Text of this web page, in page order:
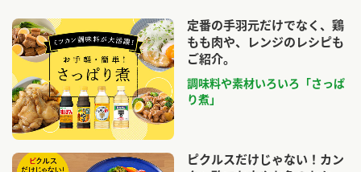
定番の手羽元だけでなく、鶏
もも肉や、レンジのレシピも
ご紹介。
調味料や素材いろいろ「さっぱ
り煮」
ピクルスだけじゃない！カン